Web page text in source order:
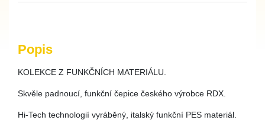
Popis
KOLEKCE Z FUNKČNÍCH MATERIÁLU.
Skvěle padnoucí, funkční čepice českého výrobce RDX.
Hi-Tech technologií vyráběný, italský funkční PES materiál.